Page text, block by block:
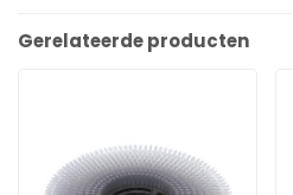
Gerelateerde producten